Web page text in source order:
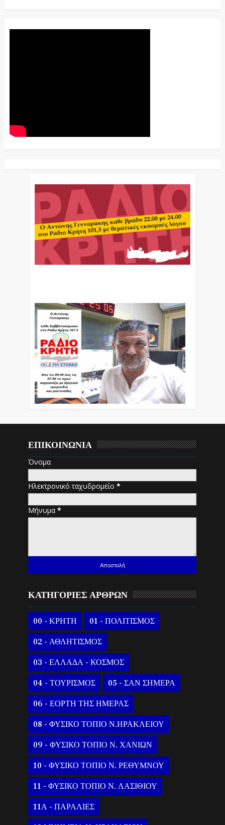
ΕΠΙΚΟΙΝΩΝΙΑ
Όνομα
Ηλεκτρονικό ταχυδρομείο*
Μήνυμα*
ΚΑΤΗΓΟΡΙΕΣ ΑΡΘΡΩΝ
00 - ΚΡΗΤΗ 01 - ΠΟΛΙΤΙΣΜΟΣ
02 - ΑΘΛΗΤΙΣΜΟΣ
03 - ΕΛΛΑΔΑ - ΚΟΣΜΟΣ
04 - ΤΟΥΡΙΣΜΟΣ 05 - ΣΑΝ ΣΗΜΕΡΑ
06 - ΕΟΡΤΗ ΤΗΣ ΗΜΕΡΑΣ
08 - ΦΥΣΙΚΟ ΤΟΠΙΟ Ν.ΗΡΑΚΛΕΙΟΥ
09 - ΦΥΣΙΚΟ ΤΟΠΙΟ Ν. ΧΑΝΙΩΝ
10 - ΦΥΣΙΚΟ ΤΟΠΙΟ Ν. ΡΕΘΥΜΝΟΥ
11 - ΦΥΣΙΚΟ ΤΟΠΙΟ Ν. ΛΑΣΙΘΙΟΥ
11Α - ΠΑΡΑΛΙΕΣ